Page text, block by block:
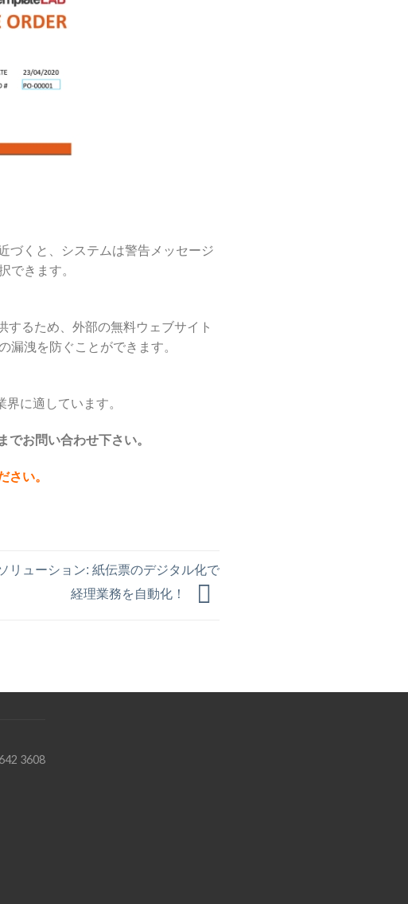
づくと、システムは警告メッセージ
できます。
するため、外部の無料ウェブサイト
洩を防ぐことができます。
に適しています。
までお問い合わせ下さい。
い。
リューション: 紙伝票のデジタル化で
経理業務を自動化！
3608